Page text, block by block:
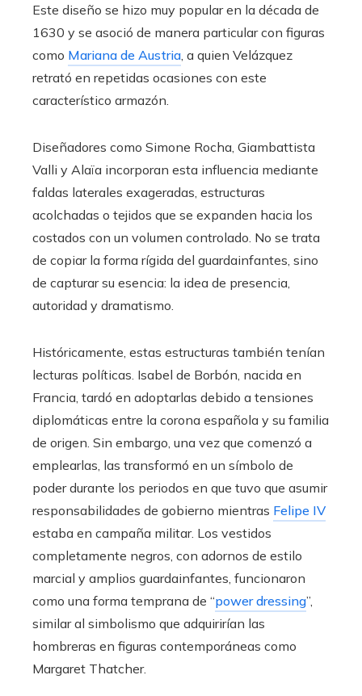
Este diseño se hizo muy popular en la década de
1630 y se asoció de manera particular con figuras
como Mariana de Austria , a quien Velázquez
retrató en repetidas ocasiones con este
característico armazón.
Diseñadores como Simone Rocha, Giambattista
Valli y Alaïa incorporan esta influencia mediante
faldas laterales exageradas, estructuras
acolchadas o tejidos que se expanden hacia los
costados con un volumen controlado. No se trata
de copiar la forma rígida del guardainfantes, sino
de capturar su esencia: la idea de presencia,
autoridad y dramatismo.
Históricamente, estas estructuras también tenían
lecturas políticas. Isabel de Borbón, nacida en
Francia, tardó en adoptarlas debido a tensiones
diplomáticas entre la corona española y su familia
de origen. Sin embargo, una vez que comenzó a
emplearlas, las transformó en un símbolo de
poder durante los periodos en que tuvo que asumir
responsabilidades de gobierno mientras Felipe IV
estaba en campaña militar. Los vestidos
completamente negros, con adornos de estilo
marcial y amplios guardainfantes, funcionaron
como una forma temprana de “power dressing”,
similar al simbolismo que adquirirían las
hombreras en figuras contemporáneas como
Margaret Thatcher.